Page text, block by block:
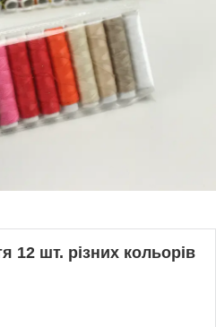
12 шт. різних кольорів